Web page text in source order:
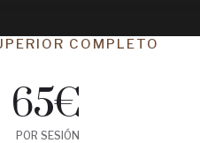
COMPLETO
65€
POR SESIÓN